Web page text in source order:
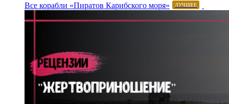
Все корабли «Пиратов Карибского моря» ЛУЧШЕЕ